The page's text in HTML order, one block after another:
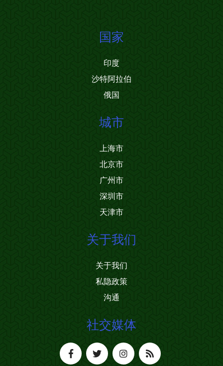
国家
印度
沙特阿拉伯
俄国
城市
上海市
北京市
广州市
深圳市
天津市
关于我们
关于我们
私隐政策
沟通
社交媒体